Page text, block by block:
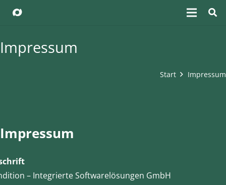
Impressum
Start Impressum
Impressum
– Integrierte Softwarelösungen GmbH